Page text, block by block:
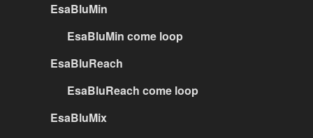
EsaBluMin
EsaBluMin come loop
EsaBluReach
EsaBluReach come loop
EsaBluMix